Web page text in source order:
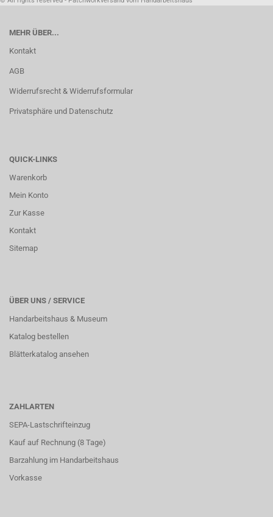
MEHR ÜBER...
Kontakt
AGB
Widerrufsrecht & Widerrufsformular
Privatsphäre und Datenschutz
QUICK-LINKS
Warenkorb
Mein Konto
Zur Kasse
Kontakt
Sitemap
ÜBER UNS / SERVICE
Handarbeitshaus & Museum
Katalog bestellen
Blätterkatalog ansehen
ZAHLARTEN
SEPA-Lastschrifteinzug
Kauf auf Rechnung (8 Tage)
Barzahlung im Handarbeitshaus
Vorkasse